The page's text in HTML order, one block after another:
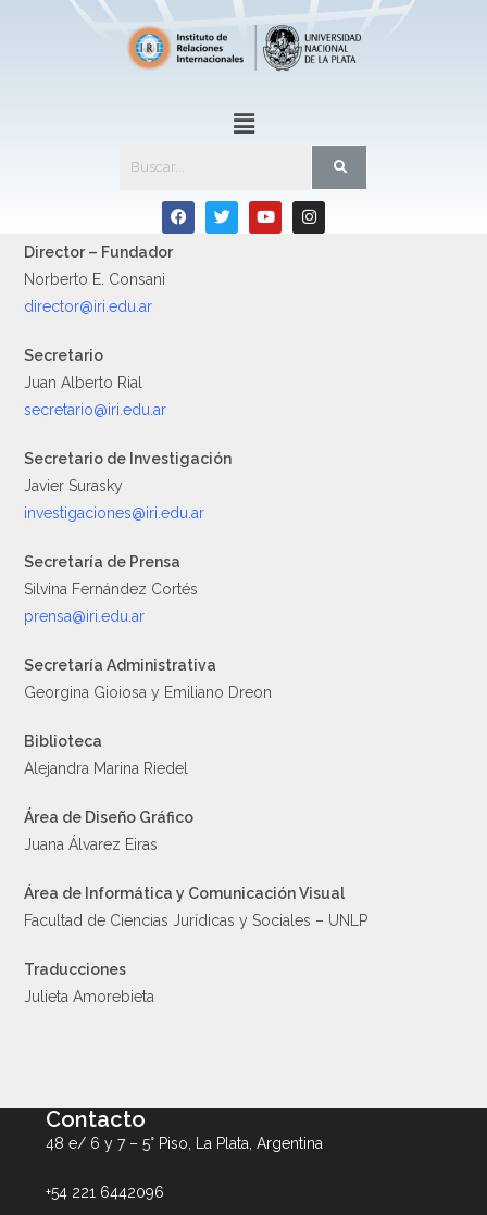
Director – Fundador
Norberto E. Consani
director@iri.edu.ar
Secretario
Juan Alberto Rial
secretario@iri.edu.ar
Secretario de Investigación
Javier Surasky
investigaciones@iri.edu.ar
Secretaría de Prensa
Silvina Fernández Cortés
prensa@iri.edu.ar
Secretaría Administrativa
Georgina Gioiosa y Emiliano Dreon
Biblioteca
Alejandra Marina Riedel
Área de Diseño Gráfico
Juana Álvarez Eiras
Área de Informática y Comunicación Visual
Facultad de Ciencias Jurídicas y Sociales – UNLP
Traducciones
Julieta Amorebieta
Contacto
48 e/ 6 y 7 – 5° Piso, La Plata, Argentina
+54 221 6442096